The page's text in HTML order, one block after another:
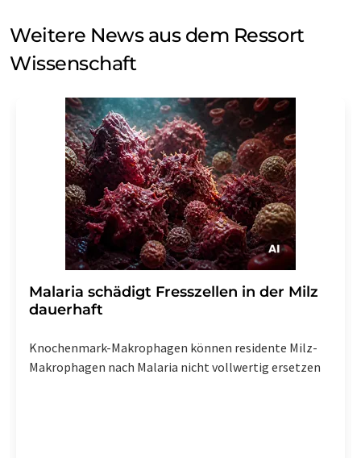
Weitere News aus dem Ressort
Wissenschaft
Malaria schädigt Fresszellen in der Milz
dauerhaft
Knochenmark-Makrophagen können residente Milz-
Makrophagen nach Malaria nicht vollwertig ersetzen